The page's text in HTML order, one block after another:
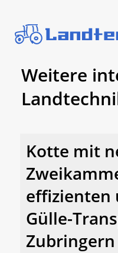
Weitere
Kotte mit
effizienten
Gülle-
Zubringern